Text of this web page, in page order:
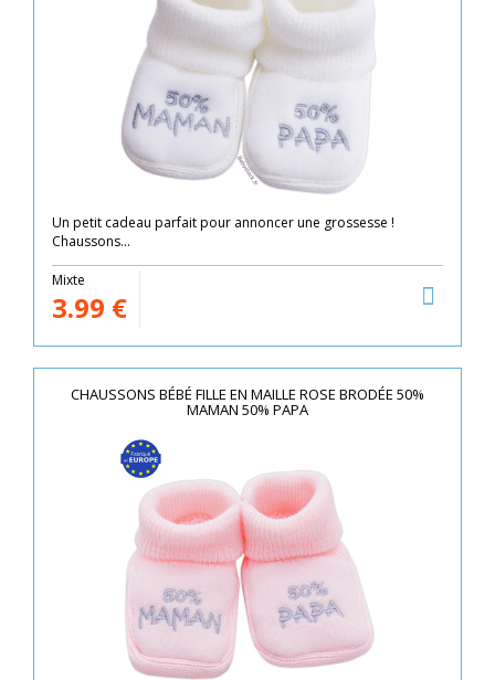
Un petit cadeau parfait pour annoncer une grossesse !
Chaussons...
Mixte
3.99 €
CHAUSSONS BÉBÉ FILLE EN MAILLE ROSE BRODÉE 50%
MAMAN 50% PAPA